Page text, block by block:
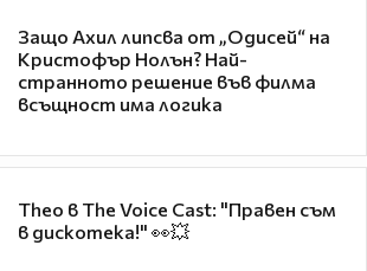
Защо Ахил липсва от „Одисей“ на
Кристофър Нолън? Най-
странното решение във филма
всъщност има логика
Theo в The Voice Cast: "Правен съм
в дискотека!" 👀💥